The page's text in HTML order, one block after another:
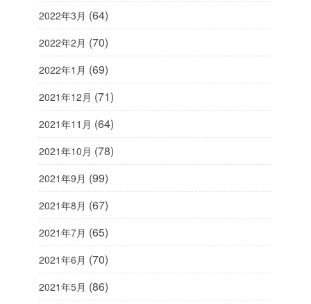
2022年3月 (64)
2022年2月 (70)
2022年1月 (69)
2021年12月 (71)
2021年11月 (64)
2021年10月 (78)
2021年9月 (99)
2021年8月 (67)
2021年7月 (65)
2021年6月 (70)
2021年5月 (86)